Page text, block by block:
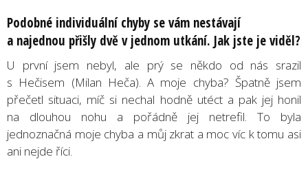
Podobné individuální chyby se vám nestávají
a najednou přišly dvě v jednom utkání. Jak jste je viděl?
U první jsem nebyl, ale prý se někdo od nás srazil
s Hečisem (Milan Heča). A moje chyba? Špatně jsem
přečetl situaci, míč si nechal hodně utéct a pak jej honil
na dlouhou nohu a pořádně jej netrefil. To byla
jednoznačná moje chyba a můj zkrat a moc víc k tomu asi
ani nejde říci.